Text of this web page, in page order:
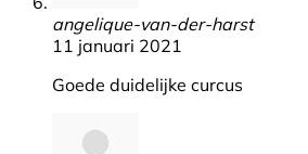
angelique-van-der-harst
11 januari 2021
Goede duidelijke curcus